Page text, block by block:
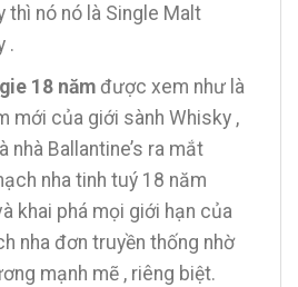
thì nó nó là Single Malt
.
18 nămđược xem như là
mới của giới sành Whisky ,
nhà Ballantine’s ra mắt
nha tinh tuý 18 năm
khai phá mọi giới hạn của
nha đơn truyền thống nhờ
mạnh mẽ , riêng biệt.